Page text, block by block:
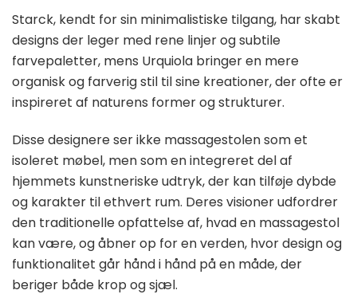
Starck, kendt for sin minimalistiske tilgang, har skabt
designs der leger med rene linjer og subtile
farvepaletter, mens Urquiola bringer en mere
organisk og farverig stil til sine kreationer, der ofte er
inspireret af naturens former og strukturer.
Disse designere ser ikke massagestolen som et
isoleret møbel, men som en integreret del af
hjemmets kunstneriske udtryk, der kan tilføje dybde
og karakter til ethvert rum. Deres visioner udfordrer
den traditionelle opfattelse af, hvad en massagestol
kan være, og åbner op for en verden, hvor design og
funktionalitet går hånd i hånd på en måde, der
beriger både krop og sjæl.